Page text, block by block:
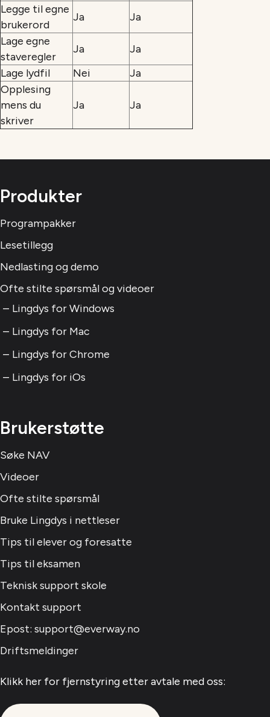
Legge til egne
brukerord
Ja
Ja
Lage egne
staveregler
Ja
Ja
Lage lydfil
Nei
Ja
Opplesing
mens du
skriver
Ja Ja
Produkter
Programpakker
Lesetillegg
Nedlasting og demo
Ofte stilte spørsmål og videoer
Lingdys for Windows
Lingdys for Mac
Lingdys for Chrome
Lingdys for iOs
Brukerstøtte
Søke NAV
Videoer
Ofte stilte spørsmål
Bruke Lingdys i nettleser
Tips til elever og foresatte
Tips til eksamen
Teknisk support skole
Kontakt support
Epost: support@everway.no
Driftsmeldinger
Klikk her for fjernstyring etter avtale med oss: